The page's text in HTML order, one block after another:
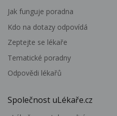
Jak funguje poradna
Kdo na dotazy odpovídá
Zeptejte se lékaře
Tematické poradny
Odpovědi lékařů
Společnost uLékaře.cz